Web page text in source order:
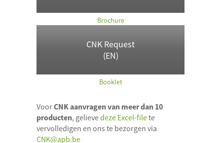
Brochure
CNK Request
(EN)
Booklet
VoorCNK aanvragen van meer dan 10
producten, gelievedeze Excel-filete
vervolledigen en ons te bezorgen via
CNK@apb.be